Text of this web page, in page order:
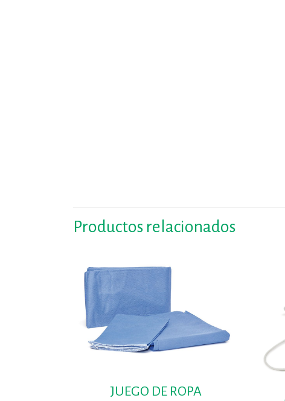
Productos relacionados
JUEGO DE ROPA